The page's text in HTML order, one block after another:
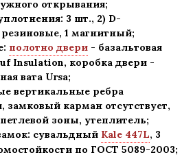
открывания;
3 шт., 2) D-
1 магнитный;
полотно двери - базальтовая
Insulation, коробка двери -
вата Ursa;
вертикальные ребра
замковый карман отсутствует,
зоны, утеплитель;
сувальдный Kale 447L, 3
по ГОСТ 5089-2003;